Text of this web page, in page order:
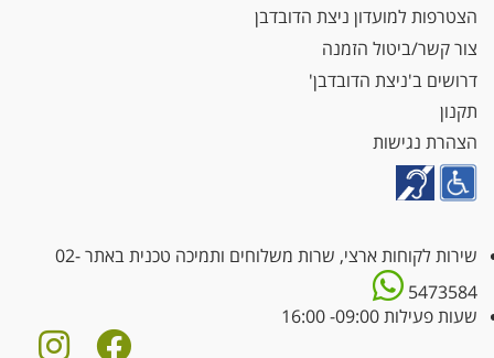
הצטרפות למועדון ניצת הדובדבן
צור קשר/ביטול הזמנה
דרושים ב'ניצת הדובדבן'
תקנון
הצהרת נגישות
שירות לקוחות ארצי, שרות משלוחים ותמיכה טכנית באתר02-
5473584
שעות פעילות 09:00- 16:00